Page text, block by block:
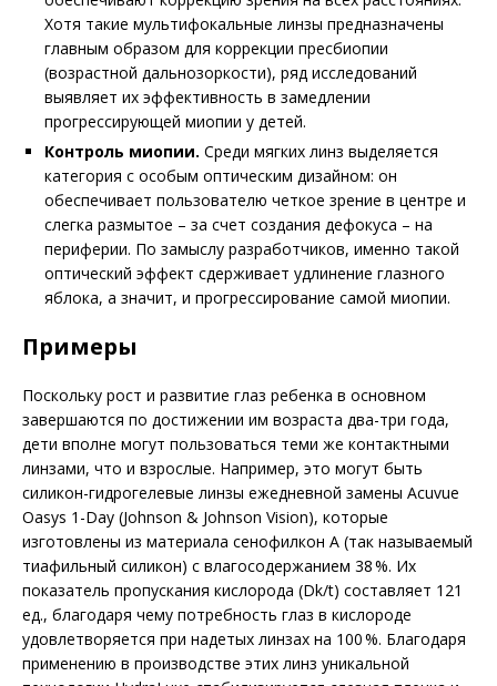
Хотя такие мультифокальные линзы предназначены
главным образом для коррекции пресбиопии
(возрастной дальнозоркости), ряд исследований
выявляет их эффективность в замедлении
прогрессирующей миопии у детей.
Контроль миопии. Среди мягких линз выделяется
категория с особым оптическим дизайном: он
обеспечивает пользователю четкое зрение в центре и
слегка размытое – за счет создания дефокуса – на
периферии. По замыслу разработчиков, именно такой
оптический эффект сдерживает удлинение глазного
яблока, а значит, и прогрессирование самой миопии.
Примеры
Поскольку рост и развитие глаз ребенка в основном
завершаются по достижении им возраста два-три года,
дети вполне могут пользоваться теми же контактными
линзами, что и взрослые. Например, это могут быть
силикон-гидрогелевые линзы ежедневной замены Acuvue
Oasys 1-Day (Johnson & Johnson Vision), которые
изготовлены из материала сенофилкон А (так называемый
тиафильный силикон) с влагосодержанием 38 %. Их
показатель пропускания кислорода (Dk/t) составляет 121
ед., благодаря чему потребность глаз в кислороде
удовлетворяется при надетых линзах на 100 %. Благодаря
применению в производстве этих линз уникальной